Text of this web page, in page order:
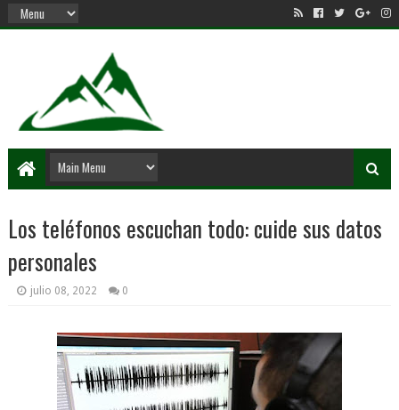
Los teléfonos escuchan todo: cuide sus datos
personales
julio 08, 2022 0